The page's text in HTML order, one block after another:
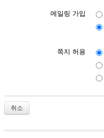
메일링 가입
쪽지 허용
취소